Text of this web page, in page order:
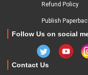
Refund Policy
Publish
Follow Us on social
Contact Us